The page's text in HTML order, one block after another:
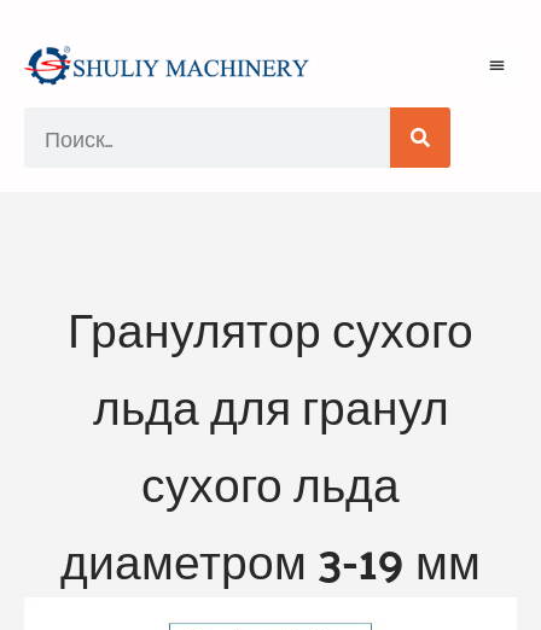
Гранулятор сухого
льда для гранул
сухого льда
диаметром 3-19 мм